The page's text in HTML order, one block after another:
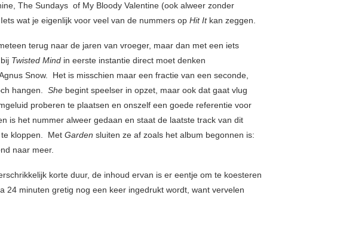
The Sundays of My Bloody Valentine (ook alweer zonder
wat je eigenlijk voor veel van de nummers op Hit Itkan zeggen.
terug naar de jaren van vroeger, maar dan met een iets
Twisted Mind in eerste instantie direct moet denken
Snow. Het is misschien maar een fractie van een seconde,
hangen. She begint speelser in opzet, maar ook dat gaat vlug
proberen te plaatsen en onszelf een goede referentie voor
is het nummer alweer gedaan en staat de laatste track van dit
kloppen. Met Garden sluiten ze af zoals het album begonnen is:
naar meer.
korte duur, de inhoud ervan is er eentje om te koesteren
24 minuten gretig nog een keer ingedrukt wordt, want vervelen